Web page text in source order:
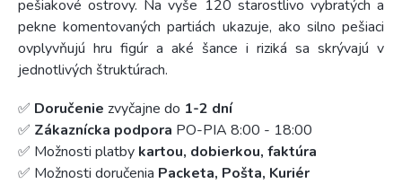
pešiakové ostrovy. Na vyše 120 starostlivo vybratých a
pekne komentovaných partiách ukazuje, ako silno pešiaci
ovplyvňujú hru figúr a aké šance i riziká sa skrývajú v
jednotlivých štruktúrach.
✅ Doručenie zvyčajne do 1-2 dní
✅ Zákaznícka podpora PO-PIA 8:00 - 18:00
✅ Možnosti platby kartou, dobierkou, faktúra
✅ Možnosti doručenia Packeta, Pošta, Kuriér